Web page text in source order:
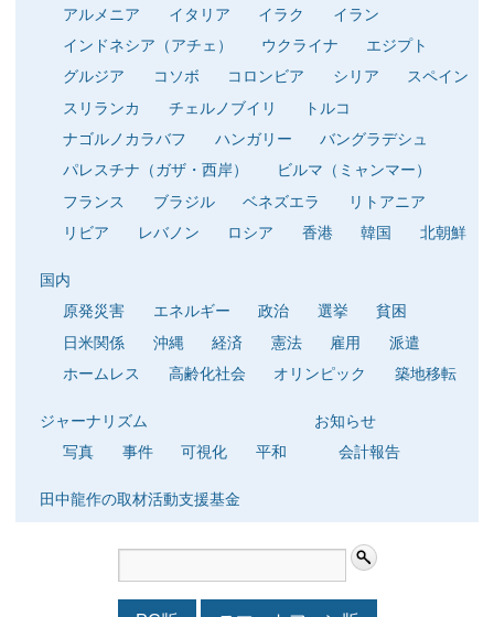
アルメニア
イタリア イラク
イラン
インドネシア（アチェ）
ウクライナ
エジプト
グルジア
コソボ コロンビア シリア
スペイン
スリランカ
チェルノブイリ
トルコ
ナゴルノカラバフ
ハンガリー
バングラデシュ
パレスチナ（ガザ・西岸）
ビルマ（ミャンマー）
フランス
ブラジル ベネズエラ
リトアニア
リビア
レバノン ロシア 香港 韓国 北朝鮮
国内
原発災害
エネルギー 政治 選挙
貧困
日米関係
沖縄 経済 憲法 雇用
派遣
ホームレス
高齢化社会 オリンピック 築地移転
ジャーナリズム
写真
事件 可視化 平和
お知らせ
会計報告
田中龍作の取材活動支援基金